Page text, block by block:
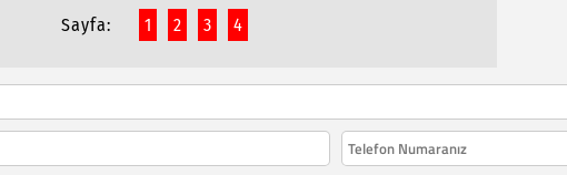
Sayfa: 1 2 3 4